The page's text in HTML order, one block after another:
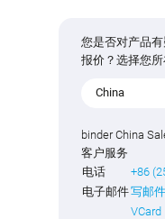
您是否对产品
报价？选择您
China
binder China
客户服务
电话
+86
电子邮件写邮件
VCard